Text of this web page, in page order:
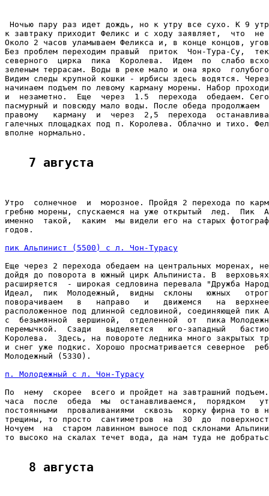
Ночью пару раз идет дождь, но к утру все сухо. К 9
к завтраку приходит Феликс и с ходу заявляет,  что  не
Около 2 часов уламываем Феликса и, в конце концов,
Без проблем переходим правый  приток  Чон-Тура-Су,
северного  цирка  пика  Королева.  Идем  по  слабо
зеленым террасам. Воды в реке мало и она ярко
Видим следы крупной кошки - ирбисы здесь водятся.
начинаем подъем по левому карману морены. Набор
и  незаметно.  Еще  через  1.5  перехода  обедаем.
пасмурный и повсюду мало воды. После обеда продолжаем
правому   карману  и  через  2,5  перехода
галечных площадках под п. Королева. Облачно и тихо.
вполне нормально.
7 августа
Утро  солнечное  и  морозное. Пройдя 2 перехода по
гребню морены, спускаемся на уже открытый  лед.  Пик
именно  такой,  каким  мы видели его на старых
годов.
пик Альпинист (5500) с л. Чон-Турасу
Еще через 2 перехода обедаем на центральных моренах,
дойдя до поворота в южный цирк Альпиниста. В
расширяется  - широкая седловина перевала "Дружба
Идеал,  пик  Молодежный,  видны  склоны   южных
поворачиваем   в   направо   и   движемся   на
расположенное под длинной седловиной, соединяющей пик
с  безымянной  вершиной,  отделенной  от  пика
перемычкой.  Сзади   выделяется   юго-западный
Королева.  Здесь, на повороте ледника много закрытых
и снег уже подкис. Хорошо просматривается северное
Молодежный (5330).
п. Молодежный с л. Чон-Турасу
По  нему  скорее  всего и пройдет на завтрашний
часа  после  обеда  мы  останавливаемся,  порядком
постоянными  проваливаниями  сквозь  корку фирна то в
трещины, то просто  сантиметров  на  30  до
Ночуем  на  старом лавинном выносе под склонами
то высоко на скалах течет вода, да нам туда не
8 августа